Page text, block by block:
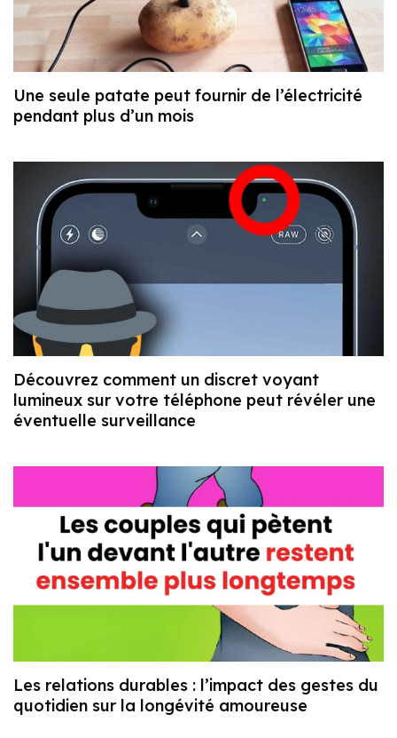
Une seule patate peut fournir de l’électricité
pendant plus d’un mois
Découvrez comment un discret voyant
lumineux sur votre téléphone peut révéler une
éventuelle surveillance
Les relations durables : l’impact des gestes du
quotidien sur la longévité amoureuse